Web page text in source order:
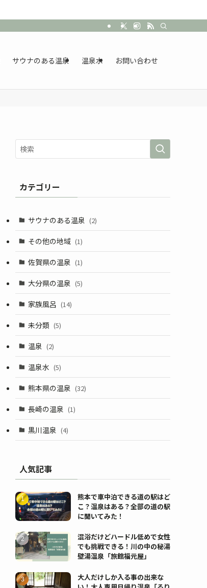
サウナのある温泉 温泉水 お問い合わせ
カテゴリー
サウナのある温泉 (2)
その他の地域 (1)
佐賀県の温泉 (1)
大分県の温泉 (5)
家族風呂 (14)
未分類 (5)
温泉 (2)
温泉水 (5)
熊本県の温泉 (32)
長崎の温泉 (1)
黒川温泉 (4)
人気記事
熊本で車中泊できる道の駅はど
こ？温泉はある？全部の道の駅
に聞いてみた！
混浴だけどハードル低めで女性
でも挑戦できる！川の中の秘湯
壁湯温泉「旅館福元屋」
大人だけしか入る事の出来な